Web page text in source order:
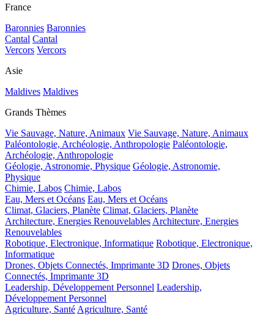
France
Baronnies Baronnies
Cantal Cantal
Vercors Vercors
Asie
Maldives Maldives
Grands Thèmes
Vie Sauvage, Nature, Animaux Vie Sauvage, Nature, Animaux
Paléontologie, Archéologie, Anthropologie Paléontologie,
Archéologie, Anthropologie
Géologie, Astronomie, Physique Géologie, Astronomie,
Physique
Chimie, Labos Chimie, Labos
Eau, Mers et Océans Eau, Mers et Océans
Climat, Glaciers, Planète Climat, Glaciers, Planète
Architecture, Energies Renouvelables Architecture, Energies
Renouvelables
Robotique, Electronique, Informatique Robotique, Electronique,
Informatique
Drones, Objets Connectés, Imprimante 3D Drones, Objets
Connectés, Imprimante 3D
Leadership, Développement Personnel Leadership,
Développement Personnel
Agriculture, Santé Agriculture, Santé